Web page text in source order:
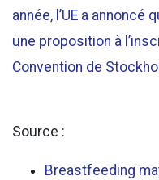
année, l’UE a
une proposition à
Convention de
Source :
Breastfeeding